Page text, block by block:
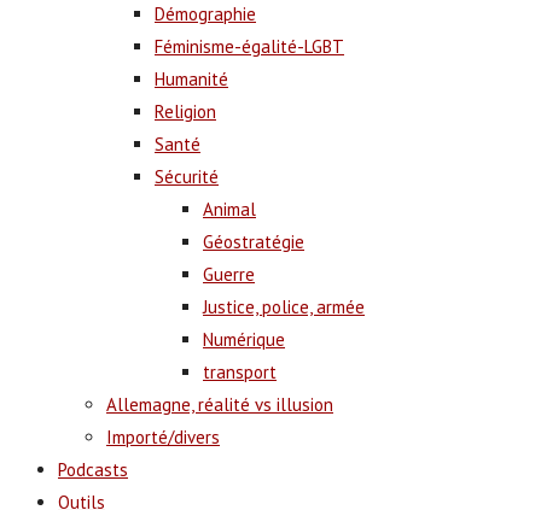
Démographie
Féminisme-égalité-LGBT
Humanité
Religion
Santé
Sécurité
Animal
Géostratégie
Guerre
Justice, police, armée
Numérique
transport
Allemagne, réalité vs illusion
Importé/divers
Podcasts
Outils